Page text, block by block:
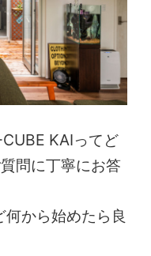
KAIってど
問に丁寧にお答
何から始めたら良